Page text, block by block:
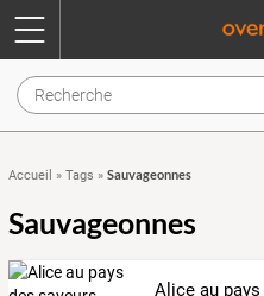
Accueil » Tags » Sauvageonnes
Sauvageonnes